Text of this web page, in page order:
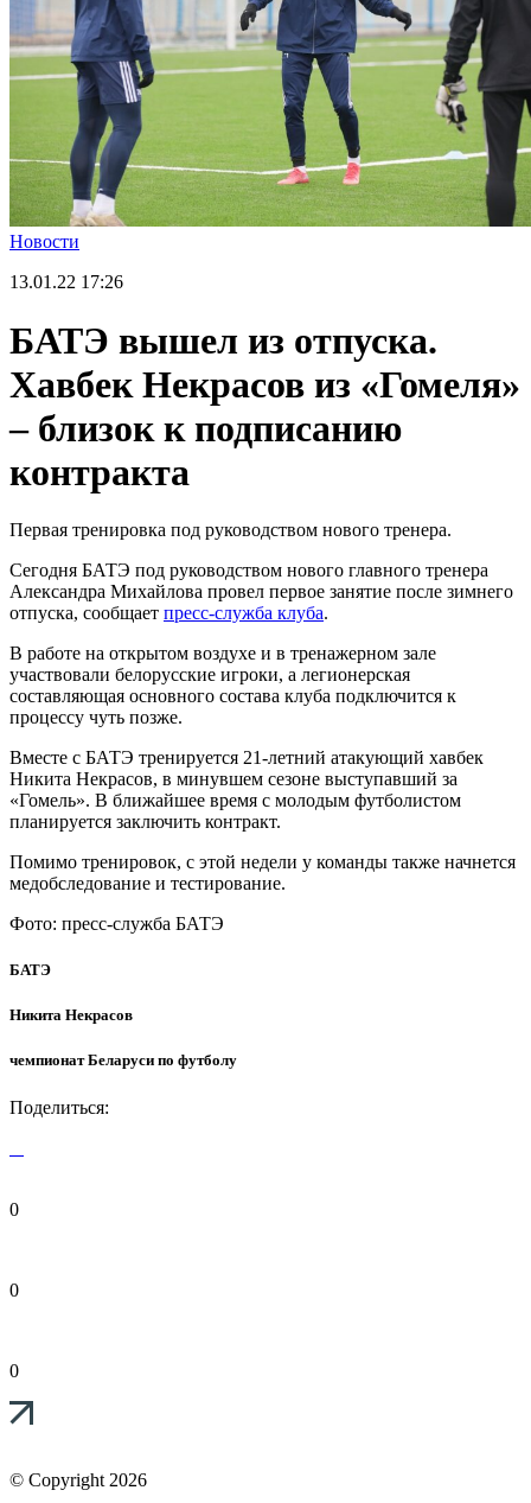
Новости
13.01.22 17:26
БАТЭ вышел из отпуска.
Хавбек Некрасов из «Гомеля»
– близок к подписанию
контракта
Первая тренировка под руководством нового тренера.
Сегодня БАТЭ под руководством нового главного тренера
Александра Михайлова провел первое занятие после зимнего
отпуска, сообщает пресс-служба клуба.
В работе на открытом воздухе и в тренажерном зале
участвовали белорусские игроки, а легионерская
составляющая основного состава клуба подключится к
процессу чуть позже.
Вместе с БАТЭ тренируется 21-летний атакующий хавбек
Никита Некрасов, в минувшем сезоне выступавший за
«Гомель». В ближайшее время с молодым футболистом
планируется заключить контракт.
Помимо тренировок, с этой недели у команды также начнется
медобследование и тестирование.
Фото: пресс-служба БАТЭ
БАТЭ
Никита Некрасов
чемпионат Беларуси по футболу
Поделиться:
0
0
0
© Copyright 2026